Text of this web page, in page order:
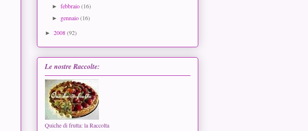
►febbraio(16)
► gennaio(16)
► 2008(92)
Le nostre Raccolte:
Quiche di frutta: la Raccolta